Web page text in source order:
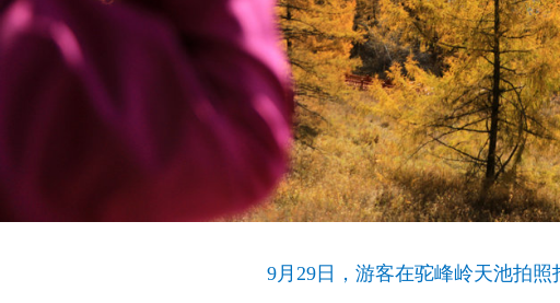
9月29日，游客在驼峰岭天池拍